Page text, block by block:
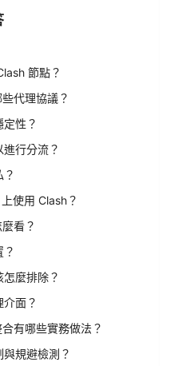
節點？
代理協議？
性？
行分流？
使用 Clash？
看？
麼排除？
面？
有哪些實務做法？
規避檢測？